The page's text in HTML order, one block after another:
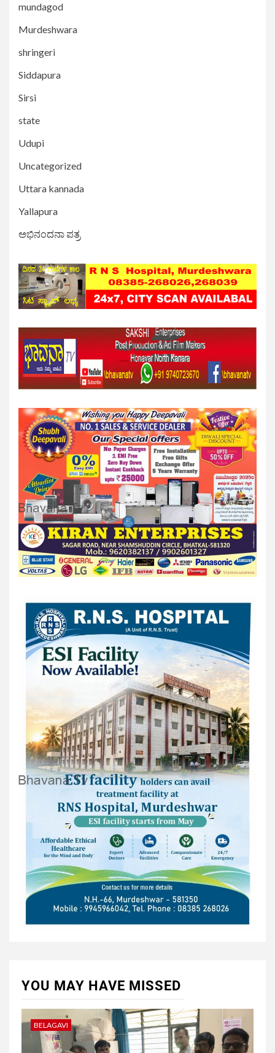
mundagod
Murdeshwara
shringeri
Siddapura
Sirsi
state
Udupi
Uncategorized
Uttara kannada
Yallapura
ಅಭಿನಂದನಾ ಪತ್ರ
YOU MAY HAVE MISSED
BELAGAVI